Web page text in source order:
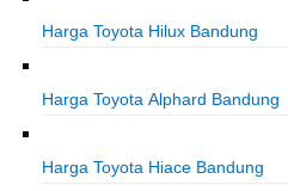
Harga Toyota Hilux Bandung
Harga Toyota Alphard Bandung
Harga Toyota Hiace Bandung